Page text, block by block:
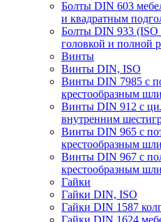
Болты DIN 603
и квадратным
Болты DIN 933 (ISO
головкой и полной
Винты
Винты DIN, ISO
Винты DIN 7985 с
крестообразным
Винты DIN 912 с
внутренним
Винты DIN 965 с
крестообразным
Винты DIN 967 с
крестообразным
Гайки
Гайки DIN, ISO
Гайки DIN 1587
Гайки DIN 1624